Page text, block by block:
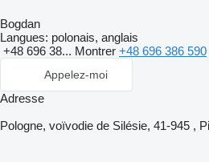
Bogdan
Langues: polonais, anglais
+48 696 38... Montrer +48 696 386 590
Appelez-moi
Adresse
Pologne, voïvodie de Silésie, 41-945 ,